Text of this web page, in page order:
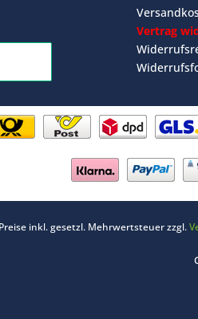
Vertrag
inkl. gesetzl. Mehrwertsteuer zzgl.